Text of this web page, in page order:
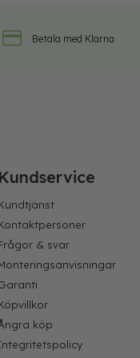
Betala med Klarna
Kundservice
& svar
köp